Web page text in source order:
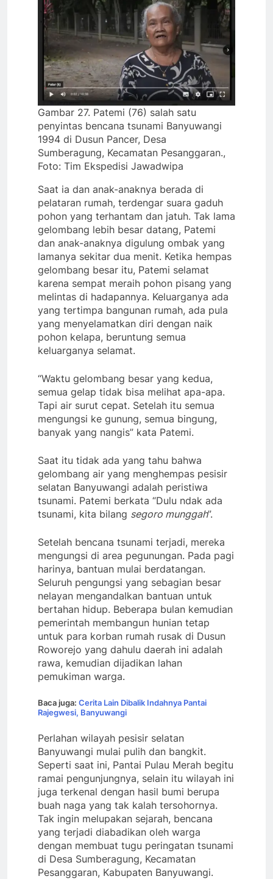
Gambar 27. Patemi (76) salah satu
penyintas bencana tsunami Banyuwangi
1994 di Dusun Pancer, Desa
Sumberagung, Kecamatan Pesanggaran.,
Foto: Tim Ekspedisi Jawadwipa
Saat ia dan anak-anaknya berada di
pelataran rumah, terdengar suara gaduh
pohon yang terhantam dan jatuh. Tak lama
gelombang lebih besar datang, Patemi
dan anak-anaknya digulung ombak yang
lamanya sekitar dua menit. Ketika hempas
gelombang besar itu, Patemi selamat
karena sempat meraih pohon pisang yang
melintas di hadapannya. Keluarganya ada
yang tertimpa bangunan rumah, ada pula
yang menyelamatkan diri dengan naik
pohon kelapa, beruntung semua
keluarganya selamat.
“Waktu gelombang besar yang kedua,
semua gelap tidak bisa melihat apa-apa.
Tapi air surut cepat. Setelah itu semua
mengungsi ke gunung, semua bingung,
banyak yang nangis” kata Patemi.
Saat itu tidak ada yang tahu bahwa
gelombang air yang menghempas pesisir
selatan Banyuwangi adalah peristiwa
tsunami. Patemi berkata “Dulu ndak ada
tsunami, kita bilang segoro munggah”.
Setelah bencana tsunami terjadi, mereka
mengungsi di area pegunungan. Pada pagi
harinya, bantuan mulai berdatangan.
Seluruh pengungsi yang sebagian besar
nelayan mengandalkan bantuan untuk
bertahan hidup. Beberapa bulan kemudian
pemerintah membangun hunian tetap
untuk para korban rumah rusak di Dusun
Roworejo yang dahulu daerah ini adalah
rawa, kemudian dijadikan lahan
pemukiman warga.
Baca juga: Cerita Lain Dibalik Indahnya Pantai
Rajegwesi, Banyuwangi
Perlahan wilayah pesisir selatan
Banyuwangi mulai pulih dan bangkit.
Seperti saat ini, Pantai Pulau Merah begitu
ramai pengunjungnya, selain itu wilayah ini
juga terkenal dengan hasil bumi berupa
buah naga yang tak kalah tersohornya.
Tak ingin melupakan sejarah, bencana
yang terjadi diabadikan oleh warga
dengan membuat tugu peringatan tsunami
di Desa Sumberagung, Kecamatan
Pesanggaran, Kabupaten Banyuwangi.